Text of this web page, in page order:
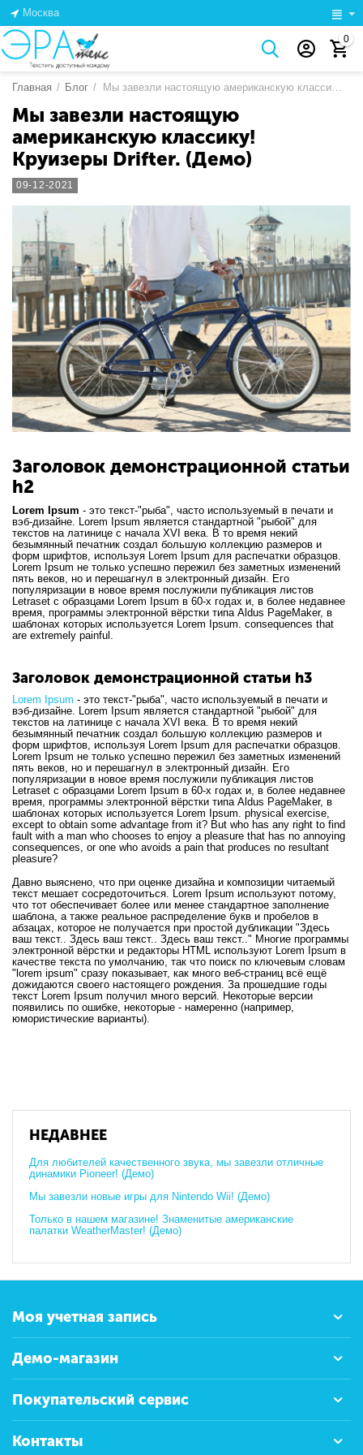
Москва
0
Главная / Блог / Мы завезли настоящую американскую классику! Круизеры Drifter. (Демо)
Мы завезли настоящую
американскую классику!
Круизеры Drifter. (Демо)
09-12-2021
Заголовок демонстрационной статьи
h2
Lorem Ipsum - это текст-"рыба", часто используемый в печати и
вэб-дизайне. Lorem Ipsum является стандартной "рыбой" для
текстов на латинице с начала XVI века. В то время некий
безымянный печатник создал большую коллекцию размеров и
форм шрифтов, используя Lorem Ipsum для распечатки образцов.
Lorem Ipsum не только успешно пережил без заметных изменений
пять веков, но и перешагнул в электронный дизайн. Его
популяризации в новое время послужили публикация листов
Letraset с образцами Lorem Ipsum в 60-х годах и, в более недавнее
время, программы электронной вёрстки типа Aldus PageMaker, в
шаблонах которых используется Lorem Ipsum. consequences that
are extremely painful.
Заголовок демонстрационной статьи h3
Lorem Ipsum - это текст-"рыба", часто используемый в печати и
вэб-дизайне. Lorem Ipsum является стандартной "рыбой" для
текстов на латинице с начала XVI века. В то время некий
безымянный печатник создал большую коллекцию размеров и
форм шрифтов, используя Lorem Ipsum для распечатки образцов.
Lorem Ipsum не только успешно пережил без заметных изменений
пять веков, но и перешагнул в электронный дизайн. Его
популяризации в новое время послужили публикация листов
Letraset с образцами Lorem Ipsum в 60-х годах и, в более недавнее
время, программы электронной вёрстки типа Aldus PageMaker, в
шаблонах которых используется Lorem Ipsum. physical exercise,
except to obtain some advantage from it? But who has any right to find
fault with a man who chooses to enjoy a pleasure that has no annoying
consequences, or one who avoids a pain that produces no resultant
pleasure?
Давно выяснено, что при оценке дизайна и композиции читаемый
текст мешает сосредоточиться. Lorem Ipsum используют потому,
что тот обеспечивает более или менее стандартное заполнение
шаблона, а также реальное распределение букв и пробелов в
абзацах, которое не получается при простой дубликации "Здесь
ваш текст.. Здесь ваш текст.. Здесь ваш текст.." Многие программы
электронной вёрстки и редакторы HTML используют Lorem Ipsum в
качестве текста по умолчанию, так что поиск по ключевым словам
"lorem ipsum" сразу показывает, как много веб-страниц всё ещё
дожидаются своего настоящего рождения. За прошедшие годы
текст Lorem Ipsum получил много версий. Некоторые версии
появились по ошибке, некоторые - намеренно (например,
юмористические варианты).
НЕДАВНЕЕ
Для любителей качественного звука, мы завезли отличные
динамики Pioneer! (Демо)
Мы завезли новые игры для Nintendo Wii! (Демо)
​Только в нашем магазине! Знаменитые американские
палатки WeatherMaster! (Демо)
Моя учетная запись
Демо-магазин
Покупательский сервис
Контакты